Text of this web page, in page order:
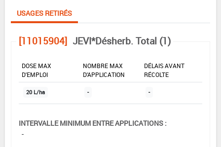
USAGES RETIRÉS
[11015904] JEVI*Désherb. Total (1)
DOSE MAX
D'EMPLOI
NOMBRE MAX
D'APPLICATION
DÉLAIS AVANT
RÉCOLTE
20 L/ha - -
INTERVALLE MINIMUM ENTRE APPLICATIONS :
-